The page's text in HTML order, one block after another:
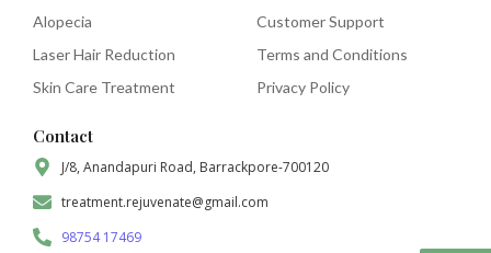
Alopecia
Laser Hair Reduction
Skin Care Treatment
Customer Support
Terms and Conditions
Privacy Policy
Contact
J/8, Anandapuri Road, Barrackpore-700120
treatment.rejuvenate@gmail.com
98754 17469